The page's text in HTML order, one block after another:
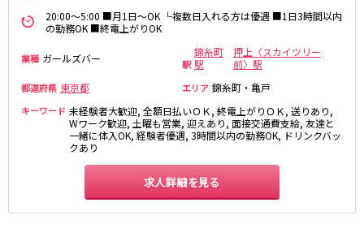
20:00～5:00 ■月1日～OK └複数日入れる方は優遇 ■1日3時間以内
の勤務OK ■終電上がりOK
業種 ガールズバー 駅
錦糸町
駅
押上〈スカイツリー
前〉駅
都道府県 東京都 エリア 錦糸町・亀戸
キーワード 未経験者大歓迎, 全額日払いＯＫ, 終電上がりＯＫ, 送りあり,
Wワーク歓迎, 土曜も営業, 迎えあり, 面接交通費支給, 友達と
一緒に体入OK, 経験者優遇, 3時間以内の勤務OK, ドリンクバッ
クあり
求人詳細を見る
南浦和
蕨
千葉県
船橋
松戸
成田・四街道・香取
津田沼
上野駅
新宿駅
神田駅
五反田駅
恵比寿駅
渋谷駅
御徒町駅
品川駅
日暮里駅
駒込駅
大塚駅
高田馬場駅
巣鴨駅
西日暮里駅
新大久保駅
有楽町駅